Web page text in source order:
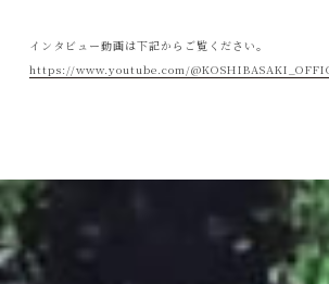
インタビュー動画は下記からご覧ください。
https://www.youtube.com/